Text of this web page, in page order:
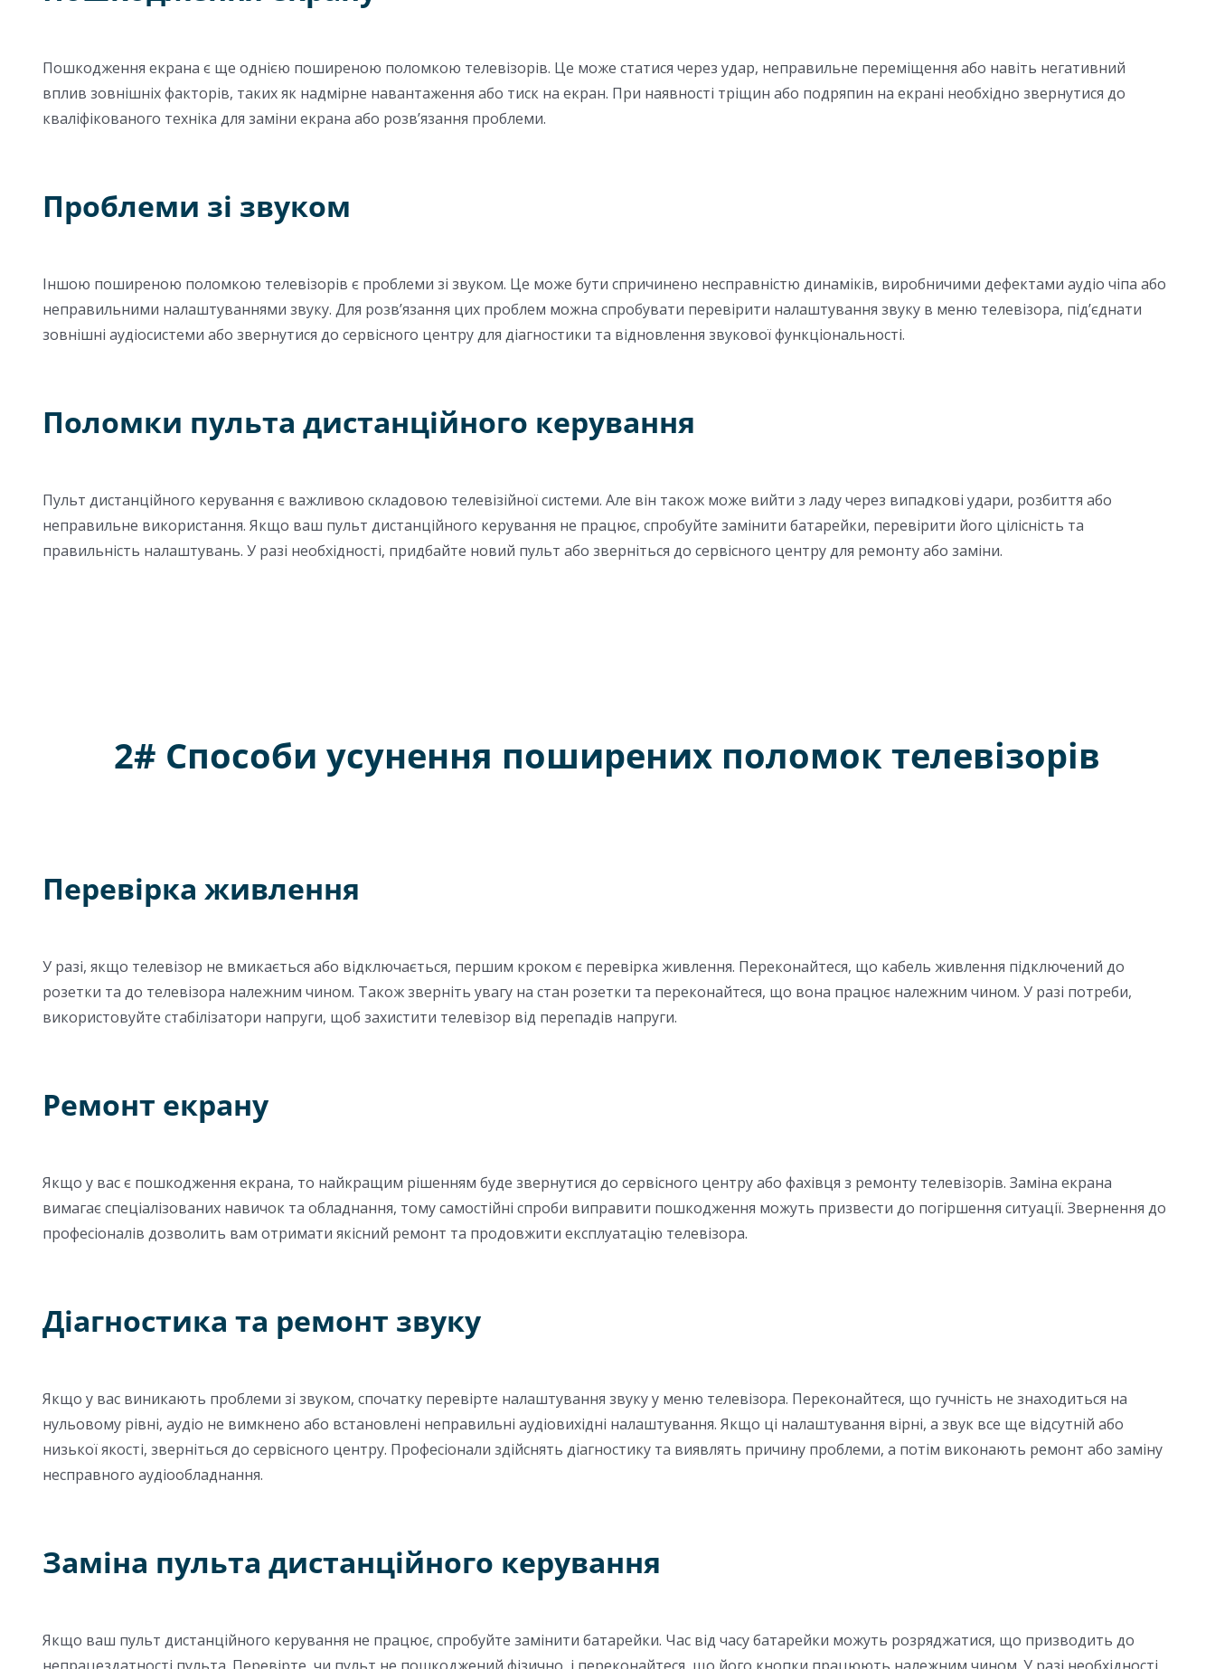
Пошкодження екрана є ще однією поширеною поломкою телевізорів. Це може статися через удар, неправильне переміщення або навіть негативний
вплив зовнішніх факторів, таких як надмірне навантаження або тиск на екран. При наявності тріщин або подряпин на екрані необхідно звернутися до
кваліфікованого техніка для заміни екрана або розв’язання проблеми.
Проблеми зі звуком
Іншою поширеною поломкою телевізорів є проблеми зі звуком. Це може бути спричинено несправністю динаміків, виробничими дефектами аудіо чіпа або
неправильними налаштуваннями звуку. Для розв’язання цих проблем можна спробувати перевірити налаштування звуку в меню телевізора, під’єднати
зовнішні аудіосистеми або звернутися до сервісного центру для діагностики та відновлення звукової функціональності.
Поломки пульта дистанційного керування
Пульт дистанційного керування є важливою складовою телевізійної системи. Але він також може вийти з ладу через випадкові удари, розбиття або
неправильне використання. Якщо ваш пульт дистанційного керування не працює, спробуйте замінити батарейки, перевірити його цілісність та
правильність налаштувань. У разі необхідності, придбайте новий пульт або зверніться до сервісного центру для ремонту або заміни.
2# Способи усунення поширених поломок телевізорів
Перевірка живлення
У разі, якщо телевізор не вмикається або відключається, першим кроком є перевірка живлення. Переконайтеся, що кабель живлення підключений до
розетки та до телевізора належним чином. Також зверніть увагу на стан розетки та переконайтеся, що вона працює належним чином. У разі потреби,
використовуйте стабілізатори напруги, щоб захистити телевізор від перепадів напруги.
Ремонт екрану
Якщо у вас є пошкодження екрана, то найкращим рішенням буде звернутися до сервісного центру або фахівця з ремонту телевізорів. Заміна екрана
вимагає спеціалізованих навичок та обладнання, тому самостійні спроби виправити пошкодження можуть призвести до погіршення ситуації. Звернення до
професіоналів дозволить вам отримати якісний ремонт та продовжити експлуатацію телевізора.
Діагностика та ремонт звуку
Якщо у вас виникають проблеми зі звуком, спочатку перевірте налаштування звуку у меню телевізора. Переконайтеся, що гучність не знаходиться на
нульовому рівні, аудіо не вимкнено або встановлені неправильні аудіовихідні налаштування. Якщо ці налаштування вірні, а звук все ще відсутній або
низької якості, зверніться до сервісного центру. Професіонали здійснять діагностику та виявлять причину проблеми, а потім виконають ремонт або заміну
несправного аудіообладнання.
Заміна пульта дистанційного керування
Якщо ваш пульт дистанційного керування не працює, спробуйте замінити батарейки. Час від часу батарейки можуть розряджатися, що призводить до
непрацездатності пульта. Перевірте, чи пульт не пошкоджений фізично, і переконайтеся, що його кнопки працюють належним чином. У разі необхідності